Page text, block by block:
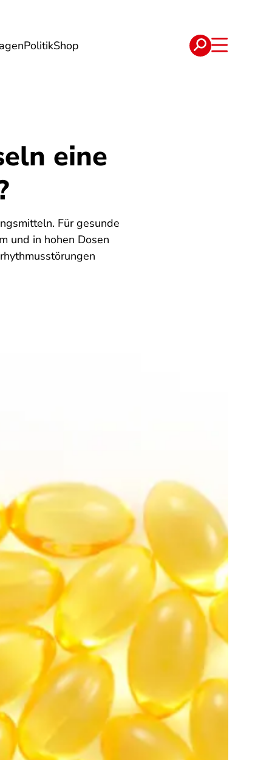
PolitikShop
Verträge
eine
Für gesunde
und in hohen Dosen